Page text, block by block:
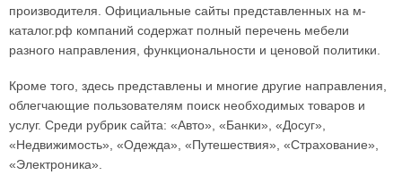
производителя. Официальные сайты представленных на м-
каталог.рф компаний содержат полный перечень мебели
разного направления, функциональности и ценовой политики.
Кроме того, здесь представлены и многие другие направления,
облегчающие пользователям поиск необходимых товаров и
услуг. Среди рубрик сайта: «Авто», «Банки», «Досуг»,
«Недвижимость», «Одежда», «Путешествия», «Страхование»,
«Электроника».